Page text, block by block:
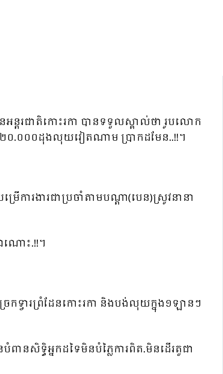
នអន្តរជាតិកោះរកា បានទទួលស្គាល់ថា រូបលោក
២០.០០០ដុងលុយវៀតណាម ប្រាកដមែន..!!។
រងារជាប្រចាំតាមបណ្ដា(បេន)ស្រូវនានា
ឯណោះ.!!។
រកទ្វារព្រំដែនកោះរកា និងបង់លុយក្នុង១ឡានៗ
ានសិទ្ធិអ្នកដទៃមិនបំភ្លៃការពិត.មិនដើរតួជា